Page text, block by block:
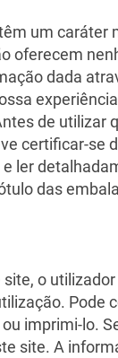
um caráter
oferecem
dada
de utilizar
certificar-se
ler
das
o
Pode
imprimi-lo.
site. A